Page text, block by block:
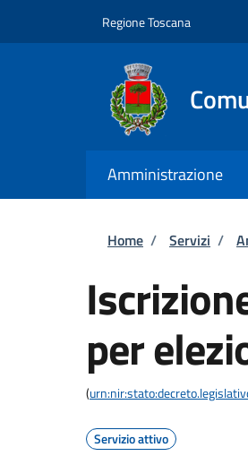
Regione Toscana
Amministrazione
Briciole
Home / Servizi /
per
(
Servizio attivo